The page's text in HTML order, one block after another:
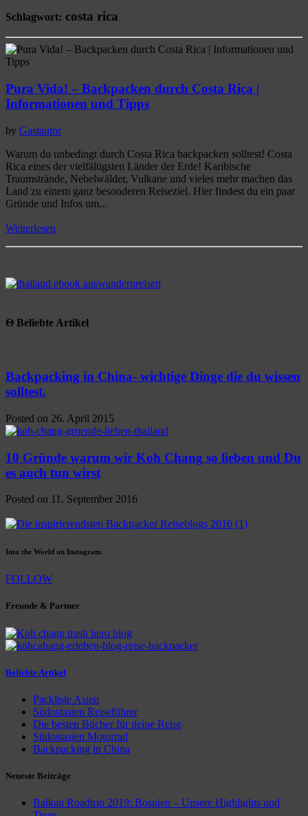
Schlagwort: costa rica
Pura Vida! – Backpacken durch Costa Rica |
Informationen und Tipps
by Gastautor
Warum du unbedingt durch Costa Rica backpacken solltest! Costa
Rica eines der vielfältigsten Länder der Erde! Karibische
Traumstrände, Nebelwälder, Vulkane und vieles mehr machen das
Land zu einem ganz besonderen Reiseziel. Hier findest du ein paar
Gründe und Infos um...
Weiterlesen
Θ Beliebte Artikel
Backpacking in China- wichtige Dinge die du wissen
solltest.
Posted on 26. April 2015
10 Gründe warum wir Koh Chang so lieben und Du
es auch tun wirst
Posted on 11. September 2016
Into the World on Instagram
FOLLOW
Freunde & Partner
Beliebte Artikel
Packliste Asien
Südostasien Reiseführer
Die besten Bücher für deine Reise
Südostasien Motorrad
Backpacking in China
Neueste Beiträge
Balkan Roadtrip 2019: Bosnien – Unsere Highlights und